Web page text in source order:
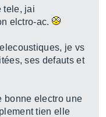
tele, jai
elctro-ac.
je vs
ses defauts et
bonne electro une
tien elle